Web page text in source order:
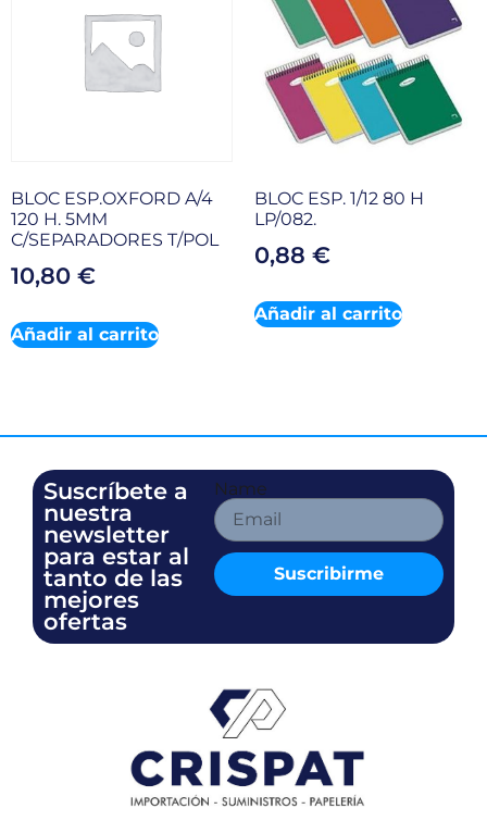
BLOC ESP.OXFORD A/4
120 H. 5MM
C/SEPARADORES T/POL
10,80 €
Añadir al carrito
BLOC ESP. 1/12 80 H
LP/082.
0,88 €
Añadir al carrito
Name
Suscribirme
Suscríbete a
nuestra
newsletter
para estar al
tanto de las
mejores
ofertas